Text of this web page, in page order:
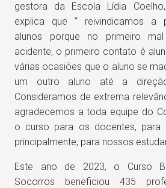
gestora da Escola Lídia
explica que “ reivindicamos a
alunos porque no primeiro
acidente, o primeiro contato é
várias ocasiões que o aluno se
um outro aluno até a
Consideramos de extrema
agradecemos a toda equipe do
o curso para os docentes, para
principalmente, para nossos
Este ano de 2023, o Curso
Socorros beneficiou 435